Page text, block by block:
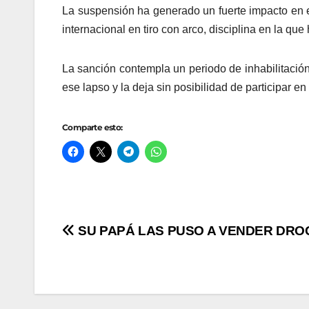
La suspensión ha generado un fuerte impacto
internacional en tiro con arco, disciplina en la
La sanción contempla un periodo de
ese lapso y la deja sin posibilidad de participar
Comparte esto:
Navegación
entradas
SU PAPÁ LAS PUSO A VENDER